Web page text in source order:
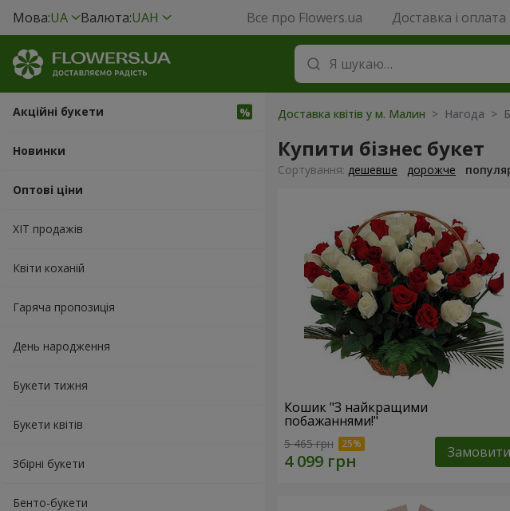
Мова:UA Валюта:UAH Все про Flowers.ua Доставка і оплата
Акційні букети
Новинки
Оптові ціни
ХІТ продажів
Квіти коханій
Гаряча пропозиція
День народження
Букети тижня
Букети квітів
Збірні букети
Бенто-букети
Доставка квітів у м. Малин > Нагода >
Купити бізнес букет
Сортування: дешевше дорожче
Кошик "З найкращими
побажаннями!"
5 465 грн Замовити